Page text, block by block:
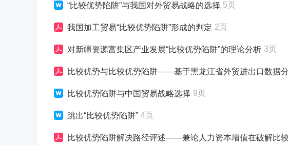
“比较优势陷阱”与我国对外贸易战略的选择 5页
我国加工贸易“比较优势陷阱”形成的判定 2页
对新疆资源富集区产业发展“比较优势陷阱”的理论分析 3页
比较优势与比较优势陷阱——基于黑龙江省外贸进出口数据
比较优势陷阱与中国贸易战略选择 9页
跳出“比较优势陷阱” 4页
比较优势陷阱解决路径评述——兼论人力资本增值在破解比较优势